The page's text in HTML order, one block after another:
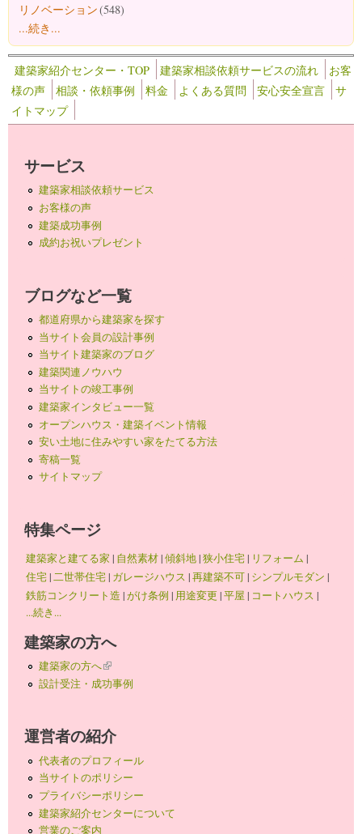
リノベーション(548)
...続き...
建築家紹介センター・TOP 建築家相談依頼サービスの流れ
お客
様の声
相談・依頼事例 料金 よくある質問 安心安全宣言
サ
イトマップ
サービス
建築家相談依頼サービス
お客様の声
建築成功事例
成約お祝いプレゼント
ブログなど一覧
都道府県から建築家を探す
当サイト会員の設計事例
当サイト建築家のブログ
建築関連ノウハウ
当サイトの竣工事例
建築家インタビュー一覧
オープンハウス・建築イベント情報
安い土地に住みやすい家をたてる方法
寄稿一覧
サイトマップ
特集ページ
建築家と建てる家 | 自然素材|傾斜地|狭小住宅| リフォーム |
住宅|二世帯住宅| ガレージハウス |再建築不可| シンプルモダン |
鉄筋コンクリート造 |がけ条例 | 用途変更 |平屋 | コートハウス |
...続き...
建築家の方へ
建築家の方へ(link is external)
設計受注・成功事例
運営者の紹介
代表者のプロフィール
当サイトのポリシー
プライバシーポリシー
建築家紹介センターについて
営業のご案内